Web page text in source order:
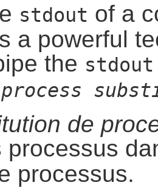
stdout of a
a powerful
the stdout
process
de
processus
processus.